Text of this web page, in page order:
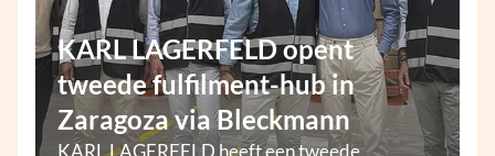
KARL LAGERFELD opent
tweede fulfilment-hub in
Zaragoza via Bleckmann
KARL LAGERFELD heeft een tweede